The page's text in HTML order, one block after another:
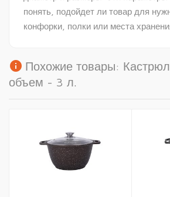
понять, подойдет ли товар для
конфорки, полки или места
info Похожие товары:
объем - 3 л.